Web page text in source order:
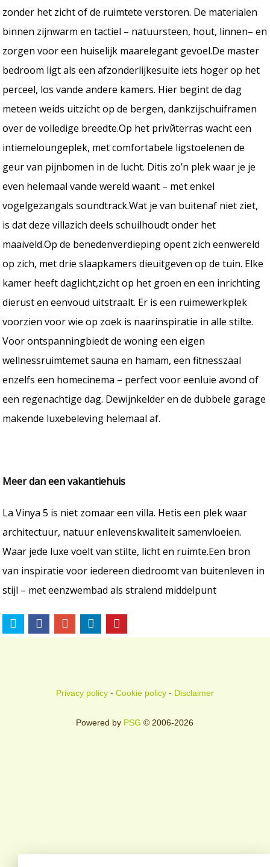
zonder het zicht of de ruimtete verstoren. De materialen
binnen zijnwarm en tactiel – natuursteen, hout, linnen– en
zorgen voor een huiselijk maarelegant gevoel.De master
bedroom ligt als een afzonderlijkesuite iets hoger op het
perceel, los vande andere kamers. Hier begint de dag
meteen weids uitzicht op de bergen, dankzijschuiframen
over de volledige breedte.Op het privйterras wacht een
intiemeloungeplek, met comfortabele ligstoelenen de
geur van pijnbomen in de lucht. Ditis zo’n plek waar je je
even helemaal vande wereld waant – met enkel
vogelgezangals soundtrack.Wat je van buitenaf niet ziet,
is dat deze villazich deels schuilhoudt onder het
maaiveld.Op de benedenverdieping opent zich eenwereld
op zich, met drie slaapkamers dieuitgeven op de tuin. Elke
kamer heeft daglicht,zicht op het groen en een inrichting
dierust en eenvoud uitstraalt. Er is een ruimewerkplek
voorzien voor wie op zoek is naarinspiratie in alle stilte.
Voor ontspanningbiedt de woning een eigen
wellnessruimtemet sauna en hamam, een fitnesszaal
enzelfs een homecinema – perfect voor eenluie avond of
een regenachtige dag. Dewijnkelder en de dubbele garage
makende luxebeleving helemaal af.
Meer dan een vakantiehuis
La Vinya 5 is niet zomaar een villa. Hetis een plek waar
architectuur, natuur enlevenskwaliteit samenvloeien.
Waar jede luxe voelt van stilte, licht en ruimte.Een bron
van inspiratie voor iedereen diedroomt van buitenleven in
stijl – met eenzwembad als stralend middelpunt
Privacy policy- Cookie policy- Disclaimer
Powered by PSG © 2006-2026